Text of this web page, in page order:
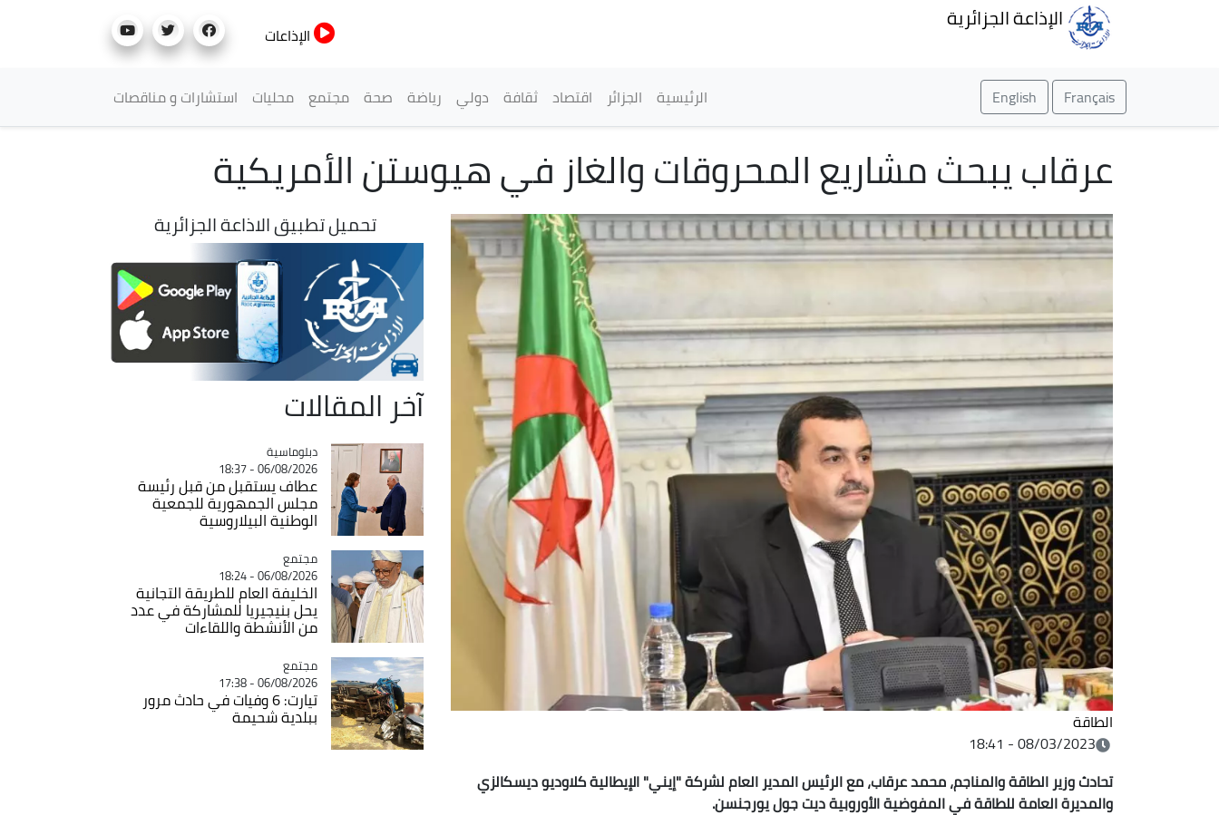
الإذاعة الجزائرية
الإذاعات
Français
English القائمة الرئيسية
الرئيسية الجزائر اقتصاد ثقافة دولي رياضة صحة مجتمع محليات استشارات و مناقصات
عرقاب يبحث مشاريع المحروقات والغاز في هيوستن الأمريكية
الطاقة
08/03/2023 - 18:41
تحادث وزير الطاقة والمناجم، محمد عرقاب، مع الرئيس المدير العام لشركة "إيني" الإيطالية كلاوديو ديسكالزي
والمديرة العامة للطاقة في المفوضية الأوروبية ديت جول يورجنسن.
تحميل تطبيق الاذاعة الجزائرية
آخر المقالات
Catégorie
دبلوماسية
06/08/2026 - 18:37
عطاف يستقبل من قبل رئيسة
مجلس الجمهورية للجمعية
الوطنية البيلاروسية
Catégorie
مجتمع
06/08/2026 - 18:24
الخليفة العام للطريقة التجانية
يحل بنيجيريا للمشاركة في عدد
من الأنشطة واللقاءات
Catégorie
مجتمع
06/08/2026 - 17:38
تيارت: 6 وفيات في حادث مرور
ببلدية شحيمة